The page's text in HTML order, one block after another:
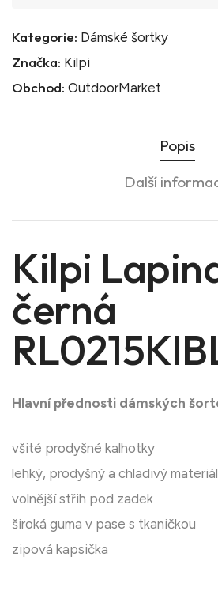
Kategorie: Dámské šortky
Značka: Kilpi
Obchod: OutdoorMarket
Popis
Další
Kilpi
černá
Hlavní přednosti dámských
všité prodyšné kalhotky
lehký, prodyšný a chladivý materiál
volnější střih pod zadek
široká guma v pase s tkaničkou
zipová kapsička